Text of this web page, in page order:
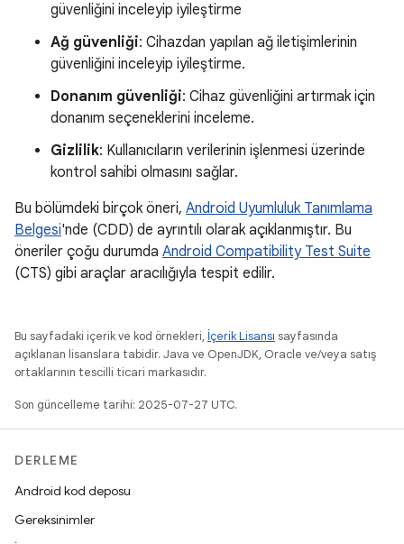
güvenliğini inceleyip iyileştirme
Ağ güvenliği: Cihazdan yapılan ağ iletişimlerinin
güvenliğini inceleyip iyileştirme.
Donanım güvenliği: Cihaz güvenliğini artırmak için
donanım seçeneklerini inceleme.
Gizlilik: Kullanıcıların verilerinin işlenmesi üzerinde
kontrol sahibi olmasını sağlar.
Bu bölümdeki birçok öneri, Android Uyumluluk Tanımlama
Belgesi'nde (CDD) de ayrıntılı olarak açıklanmıştır. Bu
öneriler çoğu durumda Android Compatibility Test Suite
(CTS) gibi araçlar aracılığıyla tespit edilir.
Bu sayfadaki içerik ve kod örnekleri, İçerik Lisansı sayfasında
açıklanan lisanslara tabidir. Java ve OpenJDK, Oracle ve/veya satış
ortaklarının tescilli ticari markasıdır.
Son güncelleme tarihi: 2025-07-27 UTC.
DERLEME
Android kod deposu
Gereksinimler